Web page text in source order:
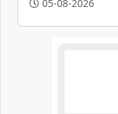
05-08-2026